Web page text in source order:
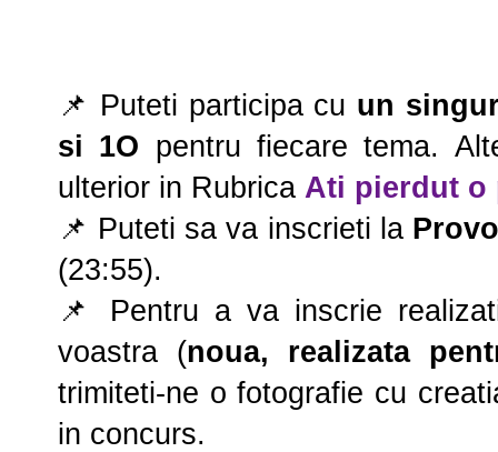
📌 Puteti participa cu un
si 1O pentru fiecare tema.
ulterior in Rubrica Ati pierdut o
📌 Puteti sa va inscrieti la
(23:55).
📌 Pentru a va inscrie
voastra (noua, realizata
trimiteti-ne o fotografie cu
in concurs.